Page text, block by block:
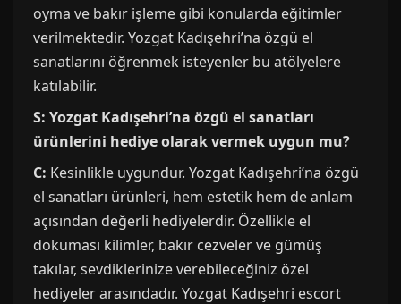
oyma ve bakır işleme gibi konularda eğitimler
verilmektedir. Yozgat Kadışehri’na özgü el
sanatlarını öğrenmek isteyenler bu atölyelere
katılabilir.
S: Yozgat Kadışehri’na özgü el sanatları
ürünlerini hediye olarak vermek uygun mu?
C: Kesinlikle uygundur. Yozgat Kadışehri’na özgü
el sanatları ürünleri, hem estetik hem de anlam
açısından değerli hediyelerdir. Özellikle el
dokuması kilimler, bakır cezveler ve gümüş
takılar, sevdiklerinize verebileceğiniz özel
hediyeler arasındadır. Yozgat Kadışehri escort